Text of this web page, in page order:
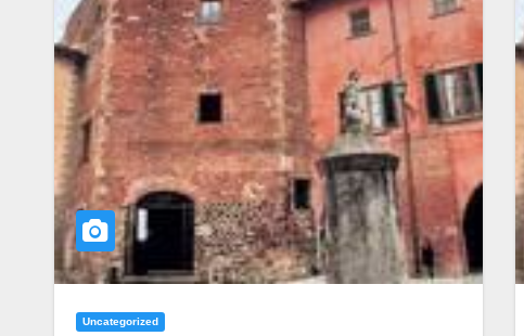
Uncategorized